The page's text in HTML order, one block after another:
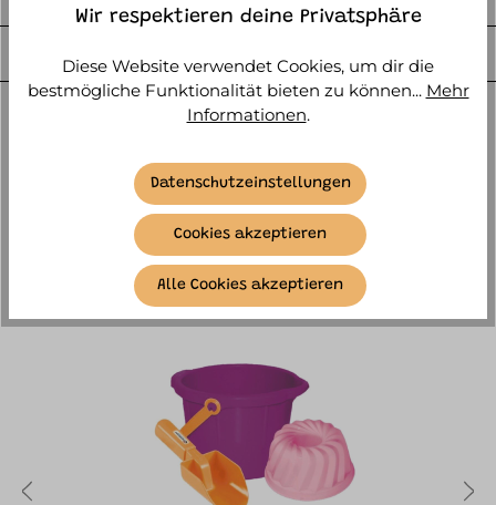
ÄHNLICHE ARTIKEL
Wir respektieren deine Privatsphäre
Diese Website verwendet Cookies, um dir die
bestmögliche Funktionalität bieten zu können... Mehr
Informationen.
Datenschutzeinstellungen
Cookies akzeptieren
Alle Cookies akzeptieren